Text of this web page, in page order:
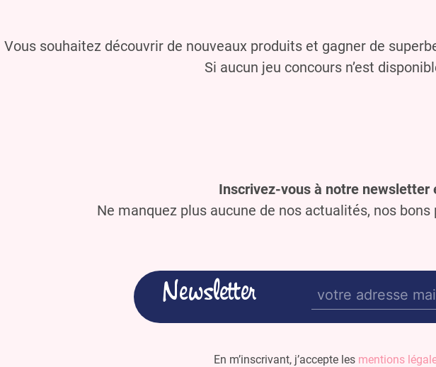
Vous souhaitez découvrir de nouveaux produits et gagner de
Si aucun jeu concours n’est
Inscrivez-vous à notre
Ne manquez plus aucune de nos actualités, nos
Newsletter
En m’inscrivant, j’accepte les mentions